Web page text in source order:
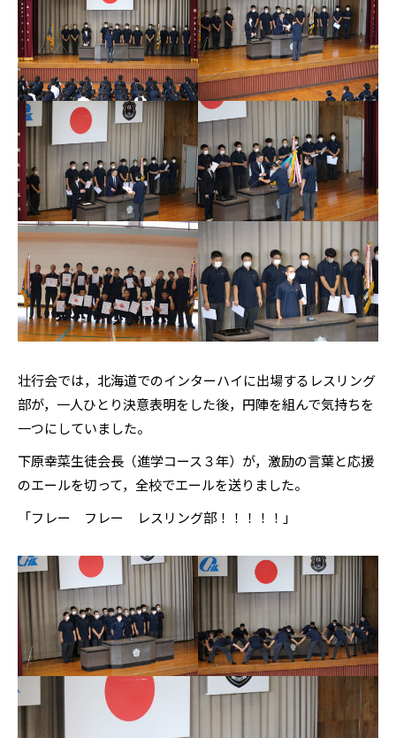
壮行会では，北海道でのインターハイに出場するレスリング
部が，一人ひとり決意表明をした後，円陣を組んで気持ちを
一つにしていました。
下原幸菜生徒会長（進学コース３年）が，激励の言葉と応援
のエールを切って，全校でエールを送りました。
「フレー フレー レスリング部！！！！！」